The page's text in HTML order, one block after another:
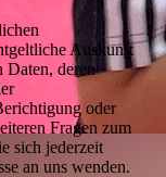
Auskunft
Daten, deren
oder
Fragen zum
sich jederzeit
an uns wenden.